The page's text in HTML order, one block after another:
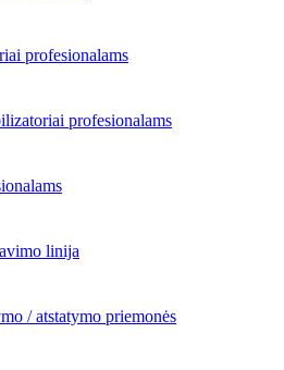
profesionalams
profesionalams
linija
/ atstatymo priemonės